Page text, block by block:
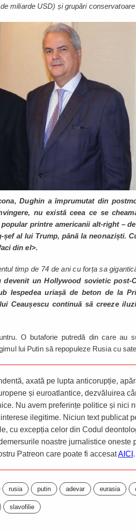
miliarde USD) și grupări
Dughin a împrumutat din
nu există ceea ce se
printre americanii alt-right –
al lui Trump, până la neonaziști.
din el>.
timp de 74 de ani cu forța sa
devenit un Hollywood sovietic post-
lespedea uriașă de beton de la
Ceaușescu continuă să creeze
O butaforie putredă din care au
lui Putin să repopuleze Rusia cu
axată pe lupta anticorupție,
și euroatlantice, dezvăluirea
Nu avem preferințe politice și nici
ilegitime. Niciun text publicat
cu excepția celor din Codul
noastre jurnalistice oneste
Patreon care poate fi accesatAICI .
rusia putin adevar eurasia
slavofilie